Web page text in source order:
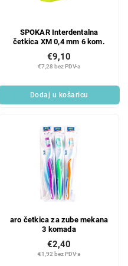
SPOKAR Interdentalna
četkica XM 0,4 mm 6 kom.
€7,28 bez PDV-a
€9,10
Dodaj u košaricu
aro četkica za zube mekana
3 komada
€1,92 bez PDV-a
€2,40